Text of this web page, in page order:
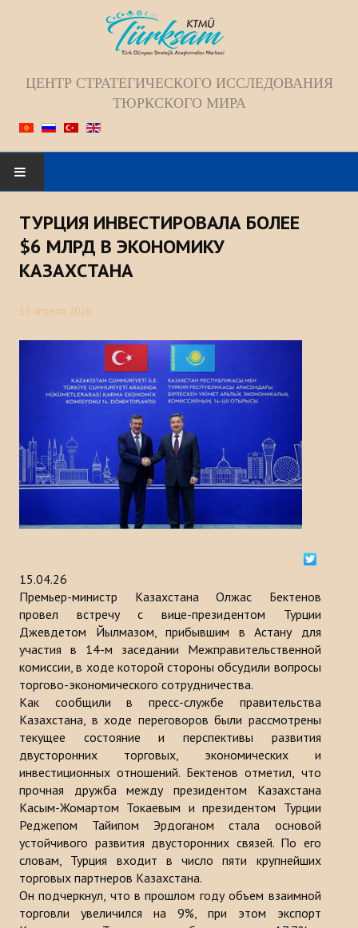
ЦЕНТР СТРАТЕГИЧЕСКОГО ИССЛЕДОВАНИЯ
ТЮРКСКОГО МИРА
ГЛАВНАЯ
О НАС
Коллектив
Видение; Миссия; Цель
История
НОВОСТИ
Кыргызстан
Узбекистан
Азербайджан
Туркменистан
ПУБЛИКАЦИИ
Публикации
Информационные бюллетени
Доклады
Книги
Анализ Центра Стратегического исследования Тюркского Мира
ПРОЕКТЫ
ТУРЦИЯ ИНВЕСТИРОВАЛА БОЛЕЕ
$6 МЛРД В ЭКОНОМИКУ
КАЗАХСТАНА
16 апреля 2026
15.04.26
Премьер-министр Казахстана Олжас Бектенов
провел встречу с вице-президентом Турции
Джевдетом Йылмазом, прибывшим в Астану для
участия в 14-м заседании Межправительственной
комиссии, в ходе которой стороны обсудили вопросы
торгово-экономического сотрудничества.
Как сообщили в пресс-службе правительства
Казахстана, в ходе переговоров были рассмотрены
текущее состояние и перспективы развития
двусторонних торговых, экономических и
инвестиционных отношений. Бектенов отметил, что
прочная дружба между президентом Казахстана
Касым-Жомартом Токаевым и президентом Турции
Реджепом Тайипом Эрдоганом стала основой
устойчивого развития двусторонних связей. По его
словам, Турция входит в число пяти крупнейших
торговых партнеров Казахстана.
Он подчеркнул, что в прошлом году объем взаимной
торговли увеличился на 9%, при этом экспорт